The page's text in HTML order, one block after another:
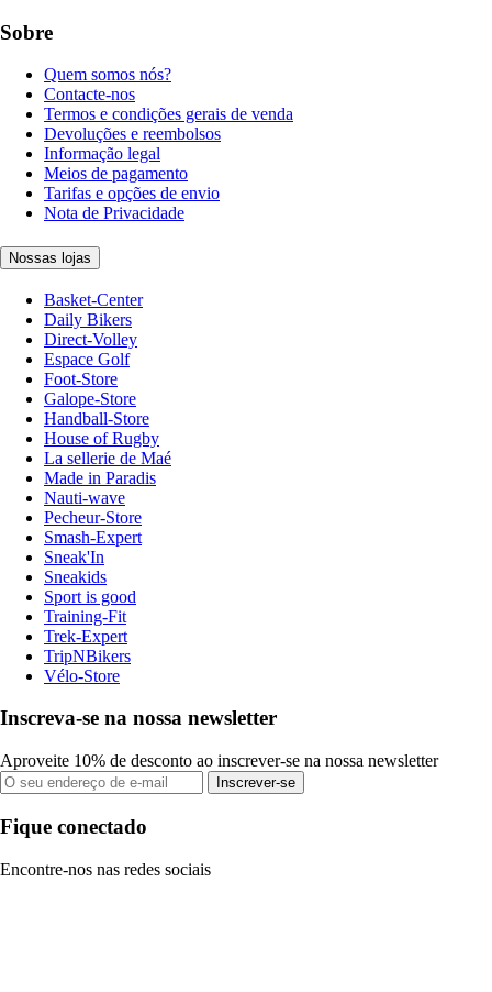
Sobre
Quem somos nós?
Contacte-nos
Termos e condições gerais de venda
Devoluções e reembolsos
Informação legal
Meios de pagamento
Tarifas e opções de envio
Nota de Privacidade
Nossas lojas
Basket-Center
Daily Bikers
Direct-Volley
Espace Golf
Foot-Store
Galope-Store
Handball-Store
House of Rugby
La sellerie de Maé
Made in Paradis
Nauti-wave
Pecheur-Store
Smash-Expert
Sneak'In
Sneakids
Sport is good
Training-Fit
Trek-Expert
TripNBikers
Vélo-Store
Inscreva-se na nossa newsletter
Aproveite 10% de desconto ao inscrever-se na nossa newsletter
Inscrever-se
Fique conectado
Encontre-nos nas redes sociais